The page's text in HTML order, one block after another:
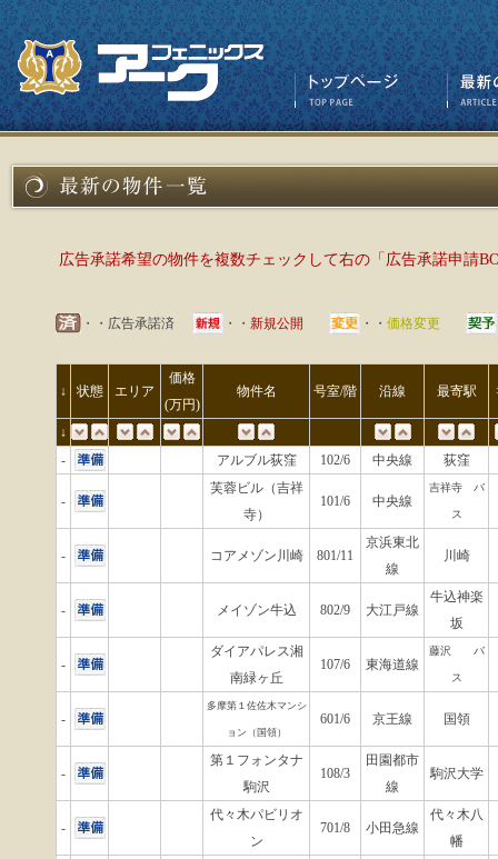
広告承諾希望の物件を複数チェックして右の「広告承諾申請
・・広告承諾済 ・・ 新規公開 ・・ 価格変更
↓ 状態 エリア
価格
(万円)
物件名 号室/階 沿線 最寄駅
↓
-
アルブル荻窪 102/6 中央線 荻窪
-
芙蓉ビル（吉祥
寺）
101/6 中央線
吉祥寺 バ
ス
- コアメゾン川崎 801/11
京浜東北
線
川崎
- メイゾン牛込 802/9 大江戸線
牛込神楽
坂
-
ダイアパレス湘
南緑ヶ丘
107/6 東海道線
藤沢 バ
ス
-
多摩第１佐佐木マンシ
ョン（国領）
601/6 京王線 国領
-
第１フォンタナ
駒沢
108/3
田園都市
線
駒沢大学
-
代々木パビリオ
ン
701/8 小田急線
代々木八
幡